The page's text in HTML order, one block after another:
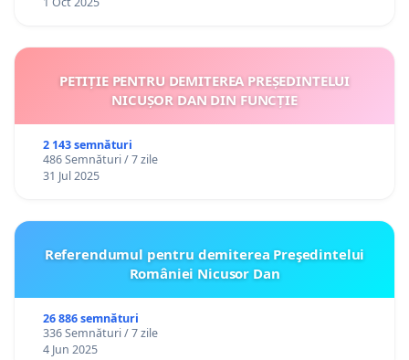
PETIȚIE PENTRU DEMITEREA PREȘEDINTELUI
NICUȘOR DAN DIN FUNCȚIE
2 143 semnături
486 Semnături / 7 zile
31 Jul 2025
Referendumul pentru demiterea Preşedintelui
României Nicusor Dan
26 886 semnături
336 Semnături / 7 zile
4 Jun 2025